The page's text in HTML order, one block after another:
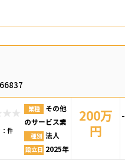
件
業種
その他
のサービス業
種別 法人
設立日 2025年
200万
円